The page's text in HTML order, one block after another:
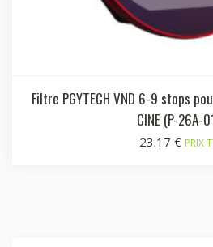
Filtre PGYTECH VND 6-9 stops
CINE (P-26A-
23.17 € PRIX